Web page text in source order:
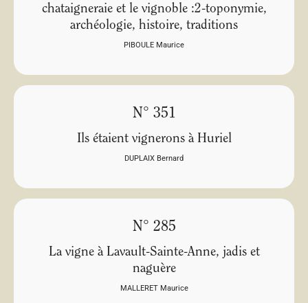
chataigneraie et le vignoble :2-toponymie,
archéologie, histoire, traditions
PIBOULE Maurice
N° 351
Ils étaient vignerons à Huriel
DUPLAIX Bernard
N° 285
La vigne à Lavault-Sainte-Anne, jadis et
naguère
MALLERET Maurice